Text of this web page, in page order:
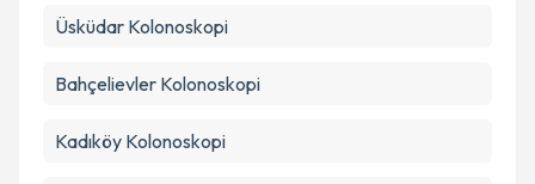
Üsküdar Kolonoskopi
Bahçelievler Kolonoskopi
Kadıköy Kolonoskopi